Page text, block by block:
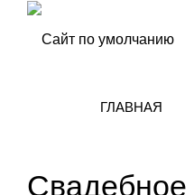
ГЛАВНАЯ
Свадебное